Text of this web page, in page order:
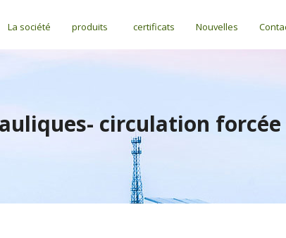
La société produits certificats Nouvelles
circulation forcée